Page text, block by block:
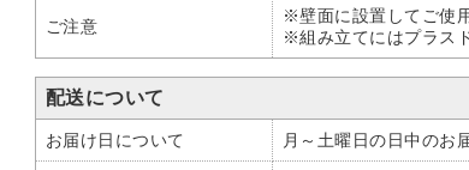
ご注意
※壁面に設置してご使
※組み立てにはプラス
配送について
お届け日について 月～土曜日の日中のお